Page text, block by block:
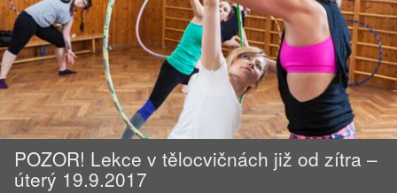
POZOR! Lekce v tělocvičnách již od zítra –
úterý 19.9.2017